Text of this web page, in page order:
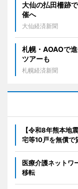
大仙の払田柵跡
催へ
大仙経済新聞
札幌・AOAOで
ツアーも
札幌経済新聞
【令和8年熊本地
宅等10戸を無償で
医療介護ネットワ
移転